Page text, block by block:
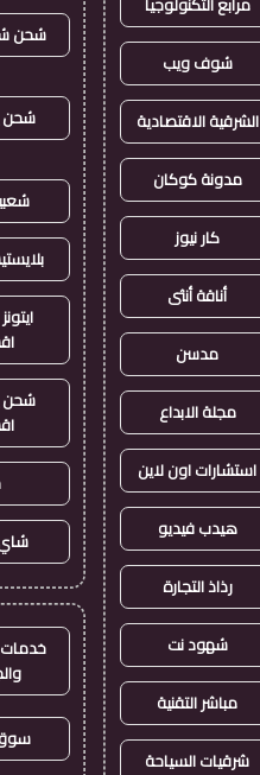
شوف ويب
الشرقية الاقتصادية
مدونة كوكان
كار نيوز
أناقة أنثى
مدسن
مجلة الابداع
استشارات اون لاين
هيدب فيديو
رذاذ التجارة
شهود نت
مباشر التقنية
شرقيات السياحة
شحن
شحن
شحن
خدمات